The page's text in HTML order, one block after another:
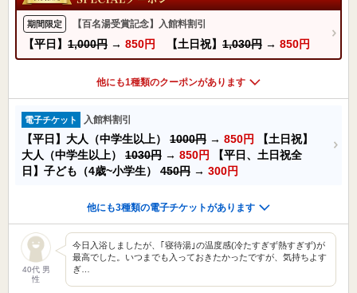
期間限定 【百名湯受賞記念】入館料割引
【平日】 1,000円 → 850円 【土日祝】 1,030円 → 850円
他にも1種類のクーポンがあります
電子チケット 入館料割引
【平日】大人（中学生以上） 1000円 → 850円
【土日祝】
大人（中学生以上） 1030円 → 850円
【平日、土日祝全
日】子ども（4歳~小学生） 450円 → 300円
他にも3種類の電子チケットがあります
40代 男
性
今日入浴しましたが、｢寝待湯｣の温度感(冷たすぎず熱すぎず)が
最高でした。いつまでも入っておきたかったですが、気持ちよす
ぎ…